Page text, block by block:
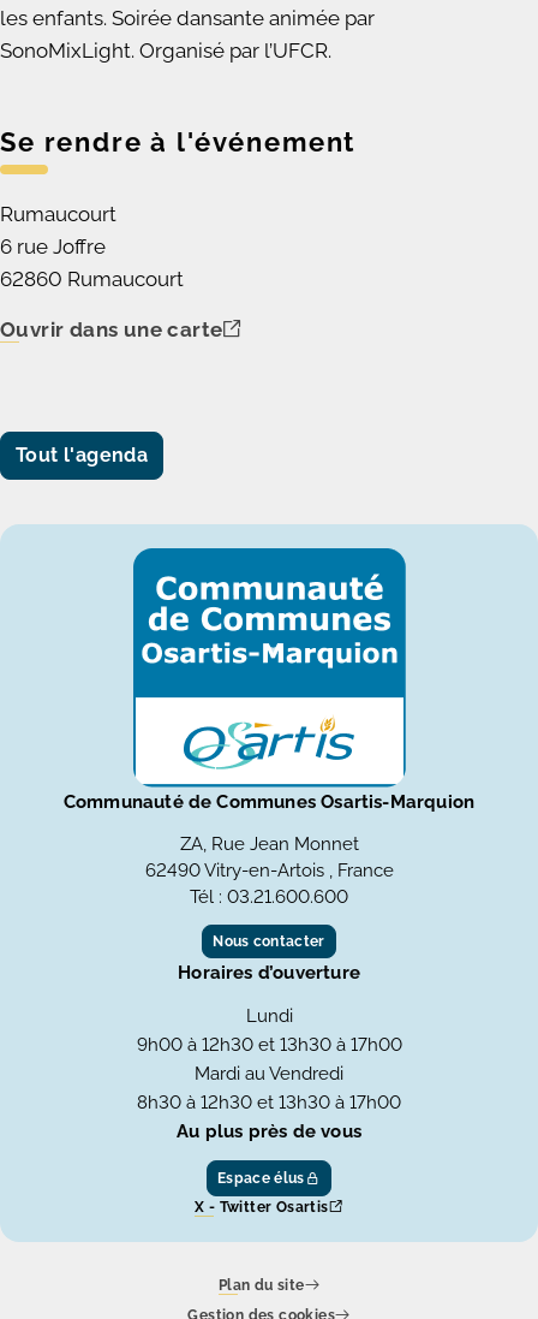
les enfants. Soirée dansante animée par
SonoMixLight. Organisé par l’UFCR.
Se rendre à l'événement
Rumaucourt
6 rue Joffre
62860 Rumaucourt
Ouvrir dans une carte
Tout l'agenda
Communauté de Communes Osartis-Marquion
ZA, Rue Jean Monnet
62490 Vitry-en-Artois , France
Tél : 03.21.600.600
Nous contacter
Horaires d’ouverture
Lundi
9h00 à 12h30 et 13h30 à 17h00
Mardi au Vendredi
8h30 à 12h30 et 13h30 à 17h00
Au plus près de vous
Espace élus
X - Twitter Osartis
Plan du site